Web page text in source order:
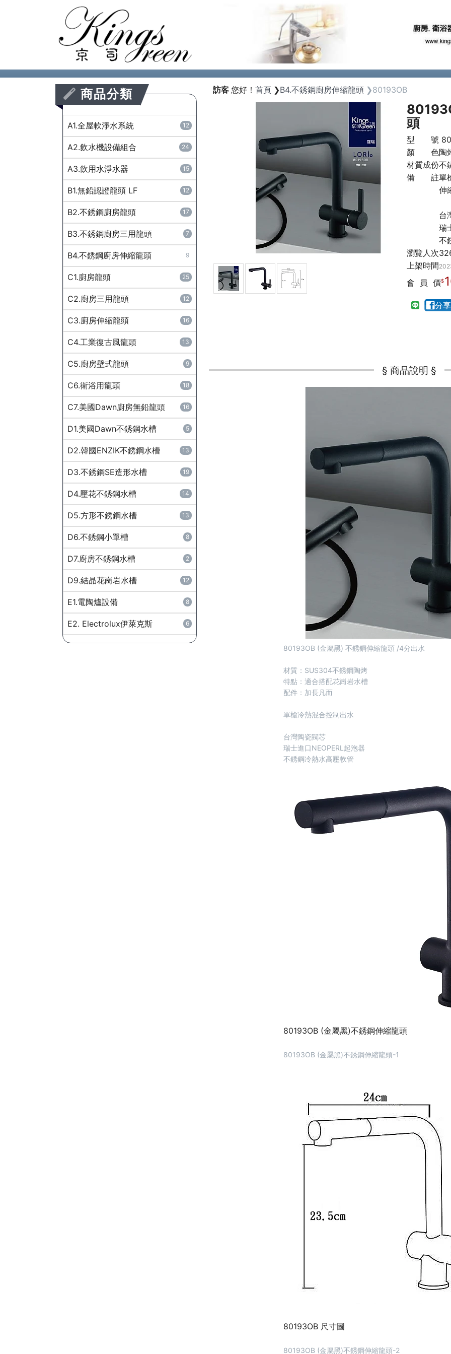
商品分類
A1.全屋軟淨水系統 12
A2.飲水機設備組合 24
A3.飲用水淨水器 15
B1.無鉛認證龍頭 LF 12
B2.不銹鋼廚房龍頭 17
B3.不銹鋼廚房三用龍頭 7
B4.不銹鋼廚房伸縮龍頭 9
C1.廚房龍頭 25
C2.廚房三用龍頭 12
C3.廚房伸縮龍頭 16
C4.工業復古風龍頭 13
C5.廚房壁式龍頭 9
C6.衛浴用龍頭 18
C7.美國Dawn廚房無鉛龍頭 16
D1.美國Dawn不銹鋼水槽 5
D2.韓國ENZIK不銹鋼水槽 13
D3.不銹鋼SE造形水槽 19
D4.壓花不銹鋼水槽 14
D5.方形不銹鋼水槽 13
D6.不銹鋼小單槽 8
D7.廚房不銹鋼水槽 2
D9.結晶花崗岩水槽 12
E1.電陶爐設備 8
E2. Electrolux伊萊克斯 6
訪客 您好！ 首頁 B4.不銹鋼廚房伸縮龍頭 80193OB
頭
型 號
顏 色陶
材質成份不
備 註單
伸
台
瑞
不
瀏覽人次
上架時間
會 員 價
80193OB (金屬黑) 不銹鋼伸縮龍頭 /4分出水
材質：SUS304不銹鋼陶烤
特點：適合搭配花崗岩水槽
配件：加長凡而
單槍冷熱混合控制出水
台灣陶瓷閥芯
瑞士進口NEOPERL起泡器
不銹鋼冷熱水高壓軟管
80193OB (金屬黑)不銹鋼伸縮龍頭
80193OB (金屬黑)不銹鋼伸縮龍頭-1
80193OB 尺寸圖
80193OB (金屬黑)不銹鋼伸縮龍頭-2